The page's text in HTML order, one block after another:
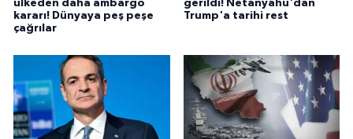
ülkeden daha ambargo
kararı! Dünyaya peş peşe
çağrılar
gerildi! Netanyahu'dan
Trump'a tarihi rest